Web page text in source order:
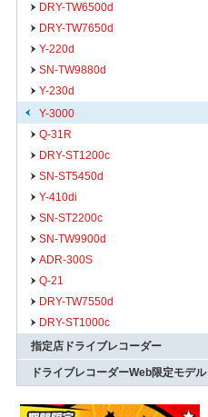
DRY-TW6500d
DRY-TW7650d
Y-220d
SN-TW9880d
Y-230d
Y-3000
Q-31R
DRY-ST1200c
SN-ST5450d
Y-410di
SN-ST2200c
SN-TW9900d
ADR-300S
Q-21
DRY-TW7550d
DRY-ST1000c
指定店ドライブレコーダー
ドライブレコーダーWeb限定モデル